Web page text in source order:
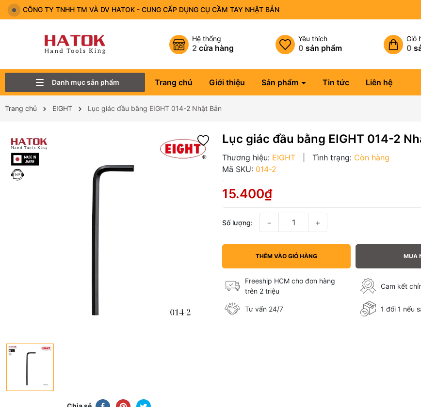
CÔNG TY TNHH TM VÀ DV HATOK - CUNG CẤP DỤNG CỤ CẦM TAY NHẬT BẢN
Hệ thống
2 cửa hàng
Yêu thích
0 sản phẩm
Giỏ
0
Danh mục sản phẩm Trang chủ Giới thiệu Sản phẩm Tin tức Liên hệ
Trang chủ EIGHT Lục giác đầu bằng EIGHT 014-2 Nhật Bản
Lục giác đầu bằng EIGHT 014-2
Thương hiệu: EIGHT Tình trạng: Còn hàng
Mã SKU: 014-2
15.400₫
Số lượng: − +
THÊM VÀO GIỎ HÀNG MUA
Freeship HCM cho đơn hàng
trên 2 triệu
Cam kết
Tư vấn 24/7 1 đổi 1 nếu